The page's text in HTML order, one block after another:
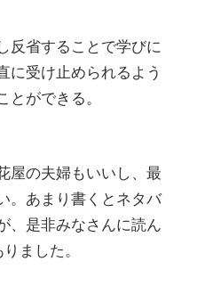
反省することで学びに
に受け止められるよう
ができる。
屋の夫婦もいいし、最
。あまり書くとネタバ
、是非みなさんに読ん
ました。